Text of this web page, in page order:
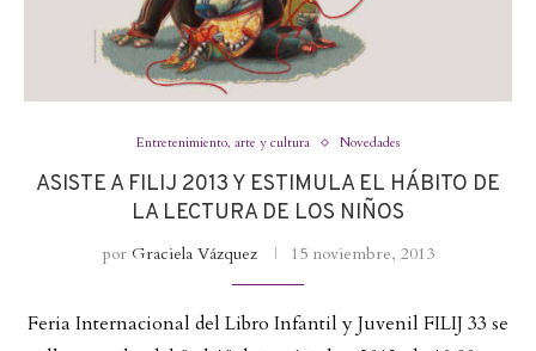
Entretenimiento, arte y cultura Novedades
ASISTE A FILIJ 2013 Y ESTIMULA EL HÁBITO DE
LA LECTURA DE LOS NIÑOS
por Graciela Vázquez 15 noviembre, 2013
Feria Internacional del Libro Infantil y Juvenil FILIJ 33 se